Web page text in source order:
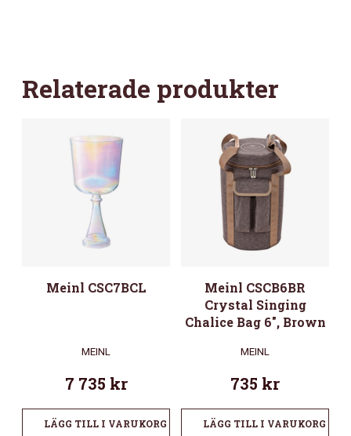
MÄNGD
Relaterade produkter
Meinl CSC7BCL
MEINL
7 735 kr
LÄGG TILL I VARUKORG
Meinl CSCB6BR
Crystal Singing
Chalice Bag 6″, Brown
MEINL
735 kr
LÄGG TILL I VARUKORG